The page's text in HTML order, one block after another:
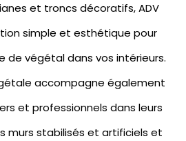
et troncs décoratifs, ADV
simple et esthétique pour
de végétal dans vos intérieurs.
accompagne également
et professionnels dans leurs
murs stabilisés et artificiels et